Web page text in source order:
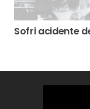
Sofri acidente